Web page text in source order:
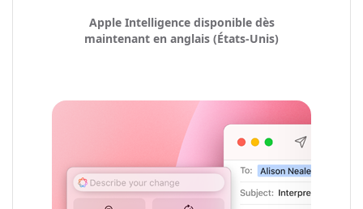
Apple Intelligence disponible dès
maintenant en anglais (États‑Unis)